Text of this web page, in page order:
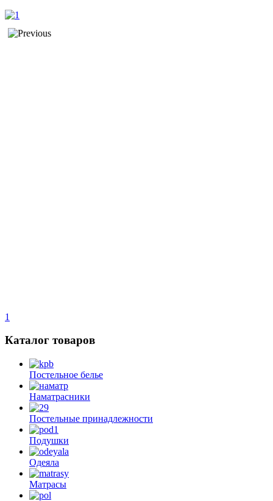
1
Каталог товаров
Постельное белье
Наматрасники
Постельные принадлежности
Подушки
Одеяла
Матрасы